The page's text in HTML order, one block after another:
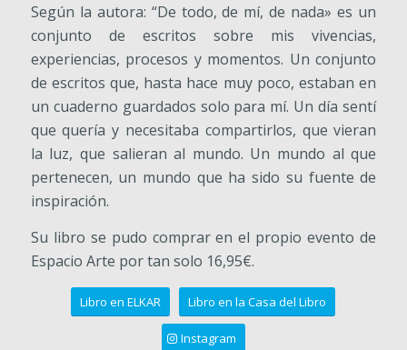
Según la autora: “De todo, de mí, de nada» es un
conjunto de escritos sobre mis vivencias,
experiencias, procesos y momentos. Un conjunto
de escritos que, hasta hace muy poco, estaban en
un cuaderno guardados solo para mí. Un día sentí
que quería y necesitaba compartirlos, que vieran
la luz, que salieran al mundo. Un mundo al que
pertenecen, un mundo que ha sido su fuente de
inspiración.
Su libro se pudo comprar en el propio evento de
Espacio Arte por tan solo 16,95€.
Libro en ELKAR Libro en la Casa del Libro
Instagram